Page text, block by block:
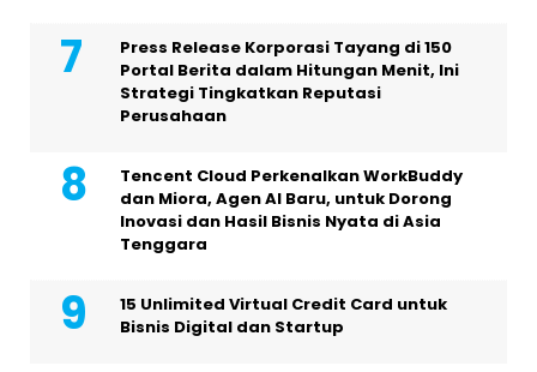
Press Release Korporasi Tayang di 150
Portal Berita dalam Hitungan Menit, Ini
Strategi Tingkatkan Reputasi
Perusahaan
Tencent Cloud Perkenalkan WorkBuddy
dan Miora, Agen AI Baru, untuk Dorong
Inovasi dan Hasil Bisnis Nyata di Asia
Tenggara
15 Unlimited Virtual Credit Card untuk
Bisnis Digital dan Startup